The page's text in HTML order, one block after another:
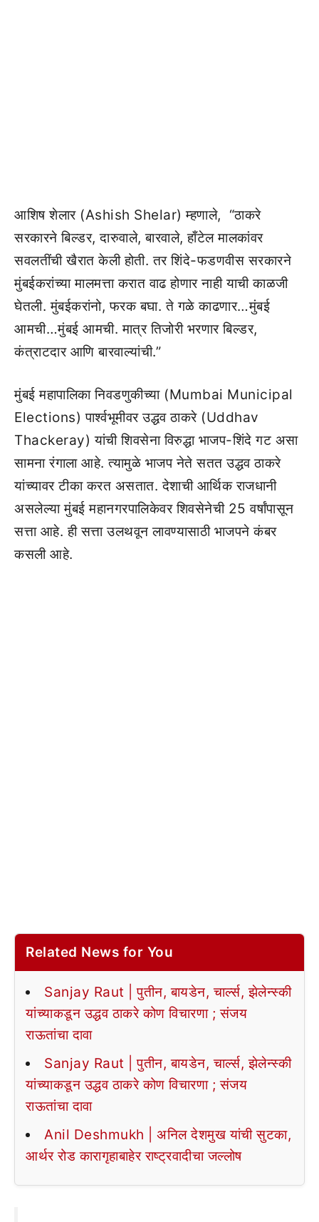
आशिष शेलार (Ashish Shelar) म्हणाले, “ठाकरे
सरकारने बिल्डर, दारुवाले, बारवाले, हाँटेल मालकांवर
सवलतींची खैरात केली होती. तर शिंदे-फडणवीस सरकारने
मुंबईकरांच्या मालमत्ता करात वाढ होणार नाही याची काळजी
घेतली. मुंबईकरांनो, फरक बघा. ते गळे काढणार…मुंबई
आमची…मुंबई आमची. मात्र तिजोरी भरणार बिल्डर,
कंत्राटदार आणि बारवाल्यांची.”
मुंबई महापालिका निवडणुकीच्या (Mumbai Municipal
Elections) पार्श्वभूमीवर उद्धव ठाकरे (Uddhav
Thackeray) यांची शिवसेना विरुद्धा भाजप-शिंदे गट असा
सामना रंगाला आहे. त्यामुळे भाजप नेते सतत उद्धव ठाकरे
यांच्यावर टीका करत असतात. देशाची आर्थिक राजधानी
असलेल्या मुंबई महानगरपालिकेवर शिवसेनेची 25 वर्षांपासून
सत्ता आहे. ही सत्ता उलथवून लावण्यासाठी भाजपने कंबर
कसली आहे.
Related News for You
Sanjay Raut | पुतीन, बायडेन, चार्ल्स, झेलेन्स्की
यांच्याकडून उद्धव ठाकरे कोण विचारणा ; संजय
राऊतांचा दावा
Sanjay Raut | पुतीन, बायडेन, चार्ल्स, झेलेन्स्की
यांच्याकडून उद्धव ठाकरे कोण विचारणा ; संजय
राऊतांचा दावा
Anil Deshmukh | अनिल देशमुख यांची सुटका,
आर्थर रोड कारागृहाबाहेर राष्ट्रवादीचा जल्लोष